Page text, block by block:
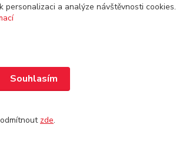
personalizaci a analýze návštěvnosti cookies.
Souhlasím
zde.